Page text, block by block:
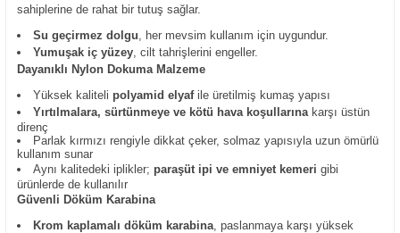
sahiplerine de rahat bir tutuş sağlar.
Su geçirmez dolgu, her mevsim kullanım için uygundur.
Yumuşak iç yüzey, cilt tahrişlerini engeller.
Dayanıklı Nylon Dokuma Malzeme
Yüksek kaliteli polyamid elyafile üretilmiş kumaş yapısı
Yırtılmalara, sürtünmeye ve kötü hava koşullarınakarşı üstün
direnç
Parlak kırmızı rengiyle dikkat çeker, solmaz yapısıyla uzun ömürlü
kullanım sunar
Aynı kalitedeki iplikler; paraşüt ipi ve emniyet kemeri gibi
ürünlerde de kullanılır
Güvenli Döküm Karabina
Krom kaplamalı döküm karabina, paslanmaya karşı yüksek